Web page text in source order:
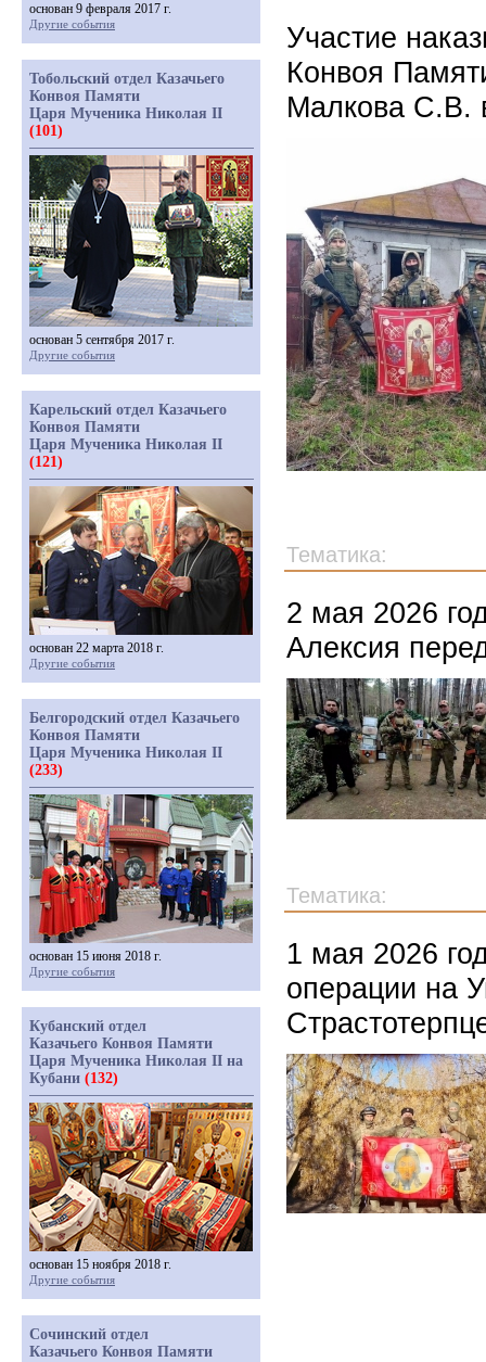
Участие
Конвоя
Малкова С.В.
Тематика:
2 мая 2026
Алексия
Тематика:
1 мая 2026
операции на
основан 9 февраля 2017 г.
Другие события
Тобольский отдел Казачьего
Конвоя Памяти
Царя Мученика Николая II
(101)
основан 5 сентября 2017 г.
Другие события
Карельский отдел Казачьего
Конвоя Памяти
Царя Мученика Николая II
(121)
основан 22 марта 2018 г.
Другие события
Белгородский отдел Казачьего
Конвоя Памяти
Царя Мученика Николая II
(233)
основан 15 июня 2018 г.
Другие события
Кубанский отдел
Казачьего Конвоя Памяти
Царя Мученика Николая II на
Кубани (132)
основан 15 ноября 2018 г.
Другие события
Сочинский отдел
Казачьего Конвоя Памяти